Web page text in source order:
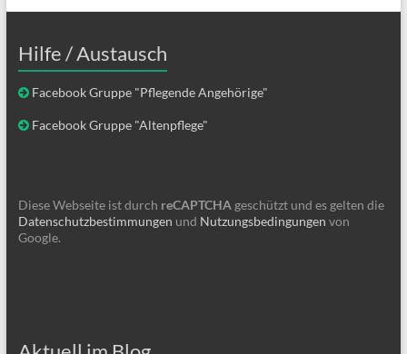
Hilfe / Austausch
Facebook Gruppe "Pflegende Angehörige"
Facebook Gruppe "Altenpflege"
Diese Webseite ist durch reCAPTCHAgeschützt und es gelten die
Datenschutzbestimmungen und Nutzungsbedingungen von
Google.